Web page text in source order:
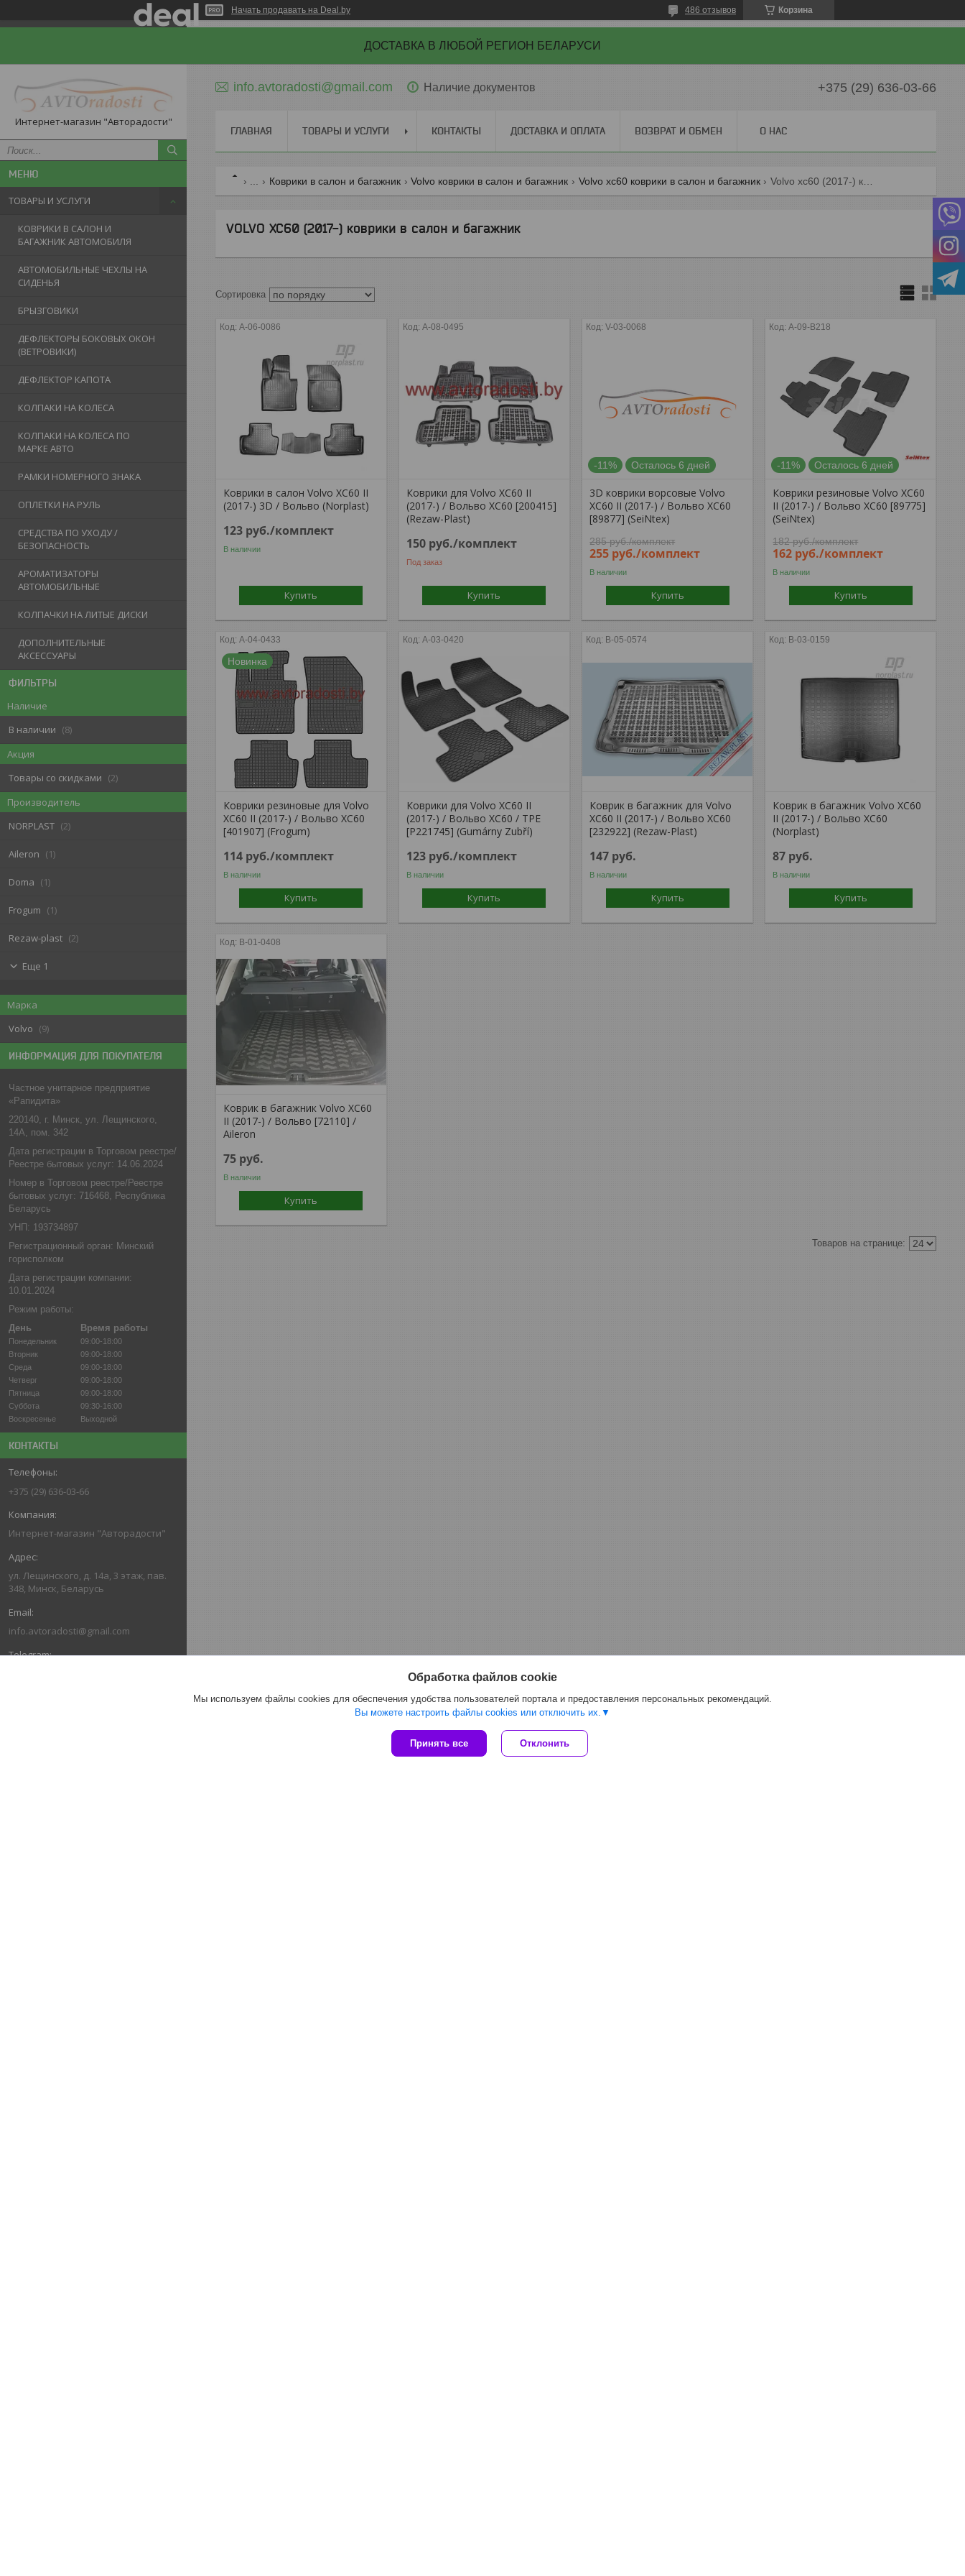
Начать продавать на Deal.by Корзина
486 отзывов
ДОСТАВКА В ЛЮБОЙ РЕГИОН БЕЛАРУСИ
Интернет-магазин "Авторадости"
ТОВАРЫ И УСЛУГИ
КОВРИКИ В САЛОН И
БАГАЖНИК АВТОМОБИЛЯ
АВТОМОБИЛЬНЫЕ ЧЕХЛЫ НА
СИДЕНЬЯ
БРЫЗГОВИКИ
ДЕФЛЕКТОРЫ БОКОВЫХ ОКОН
(ВЕТРОВИКИ)
ДЕФЛЕКТОР КАПОТА
КОЛПАКИ НА КОЛЕСА
КОЛПАКИ НА КОЛЕСА ПО
МАРКЕ АВТО
РАМКИ НОМЕРНОГО ЗНАКА
ОПЛЕТКИ НА РУЛЬ
СРЕДСТВА ПО УХОДУ /
БЕЗОПАСНОСТЬ
АРОМАТИЗАТОРЫ
АВТОМОБИЛЬНЫЕ
КОЛПАЧКИ НА ЛИТЫЕ ДИСКИ
ДОПОЛНИТЕЛЬНЫЕ
АКСЕССУАРЫ
ФИЛЬТРЫ
Наличие
В наличии
8
Акция
Товары со скидками
2
Производитель
NORPLAST
2
Aileron 1
Doma 1
Frogum 1
Rezaw-plast 2
Еще 1
Марка
Volvo
9
ИНФОРМАЦИЯ ДЛЯ ПОКУПАТЕЛЯ
Частное унитарное предприятие
«Рапидита»
220140, г. Минск, ул. Лещинского,
14А, пом. 342
Дата регистрации в Торговом реестре/
Реестре бытовых услуг: 14.06.2024
Номер в Торговом реестре/Реестре
бытовых услуг: 716468, Республика
Беларусь
УНП: 193734897
Регистрационный орган: Минский
горисполком
Дата регистрации компании:
10.01.2024
Режим работы:
День
Время работы
Понедельник
09:00-18:00
Вторник
09:00-18:00
Среда
09:00-18:00
Четверг
09:00-18:00
Пятница
09:00-18:00
Суббота
09:30-16:00
Воскресенье
Выходной
КОНТАКТЫ
+375 (29) 636-03-66
Интернет-магазин "Авторадости"
ул. Лещинского, д. 14а, 3 этаж, пав.
348, Минск, Беларусь
info.avtoradosti@gmail.com
info.avtoradosti@gmail.com Наличие документов +375 (29) 636-03-66
ГЛАВНАЯ ТОВАРЫ И УСЛУГИ КОНТАКТЫ ДОСТАВКА И ОПЛАТА ВОЗВРАТ И ОБМЕН О НАС
Коврики в салон и багажник Volvo коврики в салон и багажник Volvo xc60 коврики в салон и багажник
VOLVO XC60 (2017-) коврики в салон и багажник
A-06-0086
Коврики в салон Volvo XC60 II
(2017-) 3D / Вольво (Norplast)
123 руб./комплект
В наличии
Купить
A-08-0495
Коврики для Volvo XC60 II
(2017-) / Вольво ХС60 [200415]
(Rezaw-Plast)
150 руб./комплект
Под заказ
Купить
V-03-0068
-11% Осталось 6 дней
3D коврики ворсовые Volvo
XC60 II (2017-) / Вольво ХС60
[89877] (SeiNtex)
285руб./комплект
255 руб./комплект
В наличии
Купить
A-09-B218
-11% Осталось 6 дней
Коврики резиновые Volvo XC60
II (2017-) / Вольво ХС60 [89775]
(SeiNtex)
182руб./комплект
162 руб./комплект
В наличии
Купить
A-04-0433
Новинка
Коврики резиновые для Volvo
XC60 II (2017-) / Вольво ХС60
[401907] (Frogum)
114 руб./комплект
В наличии
Купить
A-03-0420
Коврики для Volvo XC60 II
(2017-) / Вольво ХС60 / TPE
[P221745] (Gumárny Zubří)
123 руб./комплект
В наличии
Купить
B-05-0574
Коврик в багажник для Volvo
XC60 II (2017-) / Вольво ХС60
[232922] (Rezaw-Plast)
147 руб.
В наличии
Купить
B-03-0159
Коврик в багажник Volvo XC60
II (2017-) / Вольво ХС60
(Norplast)
87 руб.
В наличии
Купить
B-01-0408
Коврик в багажник Volvo XC60
II (2017-) / Вольво [72110] /
Aileron
75 руб.
В наличии
Купить
Обработка файлов cookie
Мы используем файлы cookies для обеспечения удобства пользователей портала и предоставления персональных рекомендаций.
Вы можете настроить файлы cookies или отключить их.
Принять все Отклонить